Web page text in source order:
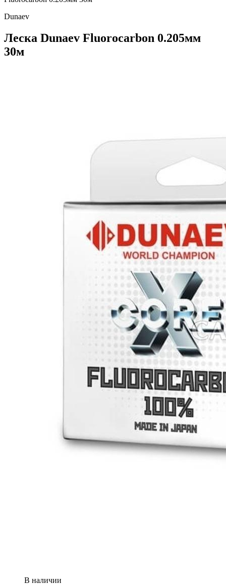
Dunaev
Леска Dunaev Fluorocarbon 0.205мм
30м
В наличии